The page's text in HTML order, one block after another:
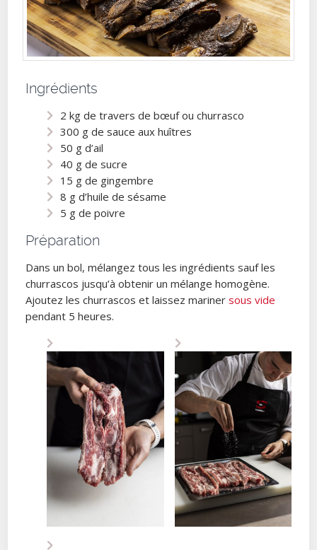
Ingrédients
2 kg de travers de bœuf ou churrasco
300 g de sauce aux huîtres
50 g d’ail
40 g de sucre
15 g de gingembre
8 g d’huile de sésame
5 g de poivre
Préparation
Dans un bol, mélangez tous les ingrédients sauf les
churrascos jusqu’à obtenir un mélange homogène.
Ajoutez les churrascos et laissez marinersous vide
pendant 5 heures.